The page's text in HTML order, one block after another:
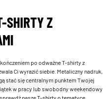
SHIRTY Z
po odważne T-shirty z
Ci wyrazić siebie. Metaliczny nadruk,
stać się centralnym punktem Twojej
w pracy lub swobodny weekendowy
naszeT-shirty o tematyce